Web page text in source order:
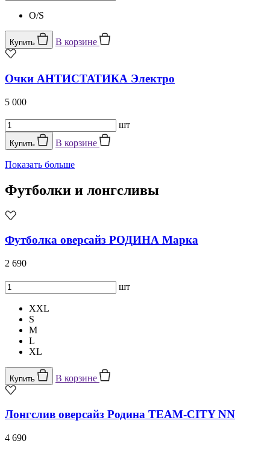
O/S
Купить В корзине
Очки АНТИСТАТИКА Электро
5 000
шт
Купить В корзине
Показать больше
Футболки и лонгсливы
Футболка оверсайз РОДИНА Марка
2 690
шт
XXL
S
M
L
XL
Купить В корзине
Лонгслив оверсайз Родина TEAM-CITY NN
4 690